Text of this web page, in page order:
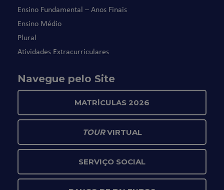
Ensino Fundamental – Anos Finais
Ensino Médio
Plural
Atividades Extracurriculares
Navegue pelo Site
MATRÍCULAS 2026
TOURVIRTUAL
SERVIÇO SOCIAL